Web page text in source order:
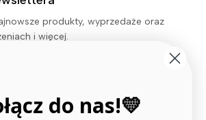
produkty, wyprzedaże oraz
i więcej.
Zapisz się
do nas!💛